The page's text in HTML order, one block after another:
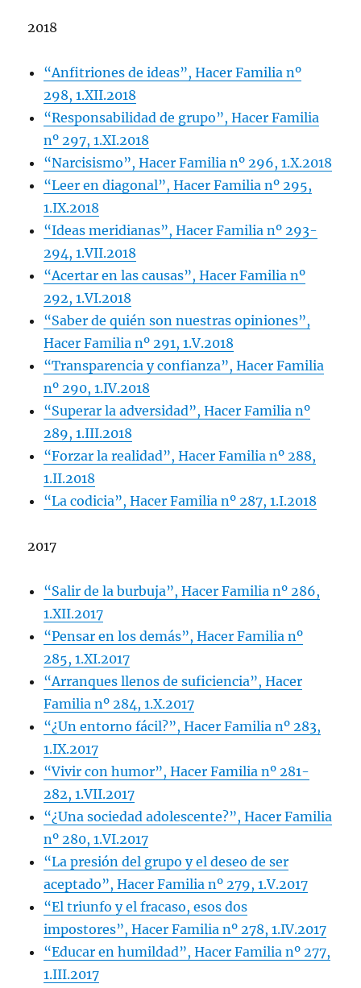
2018
“Anfitriones de ideas”, Hacer Familia nº
298, 1.XII.2018
“Responsabilidad de grupo”, Hacer Familia
nº 297, 1.XI.2018
“Narcisismo”, Hacer Familia nº 296, 1.X.2018
“Leer en diagonal”, Hacer Familia nº 295,
1.IX.2018
“Ideas meridianas”, Hacer Familia nº 293-
294, 1.VII.2018
“Acertar en las causas”, Hacer Familia nº
292, 1.VI.2018
“Saber de quién son nuestras opiniones”,
Hacer Familia nº 291, 1.V.2018
“Transparencia y confianza”, Hacer Familia
nº 290, 1.IV.2018
“Superar la adversidad”, Hacer Familia nº
289, 1.III.2018
“Forzar la realidad”, Hacer Familia nº 288,
1.II.2018
“La codicia”, Hacer Familia nº 287, 1.I.2018
2017
“Salir de la burbuja”, Hacer Familia nº 286,
1.XII.2017
“Pensar en los demás”, Hacer Familia nº
285, 1.XI.2017
“Arranques llenos de suficiencia”, Hacer
Familia nº 284, 1.X.2017
“¿Un entorno fácil?”, Hacer Familia nº 283,
1.IX.2017
“Vivir con humor”, Hacer Familia nº 281-
282, 1.VII.2017
“¿Una sociedad adolescente?”, Hacer Familia
nº 280, 1.VI.2017
“La presión del grupo y el deseo de ser
aceptado”, Hacer Familia nº 279, 1.V.2017
“El triunfo y el fracaso, esos dos
impostores”, Hacer Familia nº 278, 1.IV.2017
“Educar en humildad”, Hacer Familia nº 277,
1.III.2017